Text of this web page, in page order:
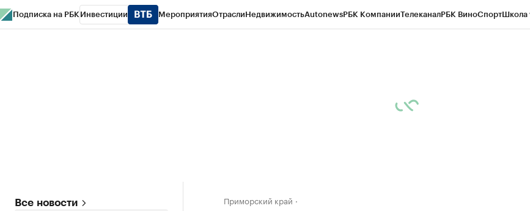
Подписка на РБК Инвестиции МероприятияОтраслиНедвижимостьAutonewsРБК КомпанииТелеканалРБК ВиноСпортШкола
Все новости Приморский край